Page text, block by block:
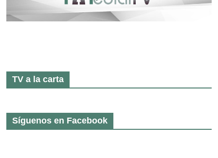
TV a la carta
Síguenos en Facebook